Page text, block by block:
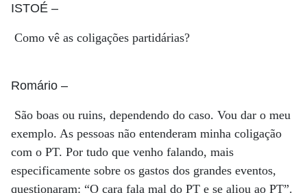
ISTOÉ –
Como vê as coligações partidárias?
Romário –
São boas ou ruins, dependendo do caso. Vou dar o meu
exemplo. As pessoas não entenderam minha coligação
com o PT. Por tudo que venho falando, mais
especificamente sobre os gastos dos grandes eventos,
questionaram: “O cara fala mal do PT e se aliou ao PT”.